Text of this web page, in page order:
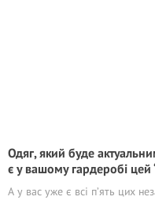
Одяг, який буде
є у вашому гардеробі цей
А у вас уже є всі п’ять цих